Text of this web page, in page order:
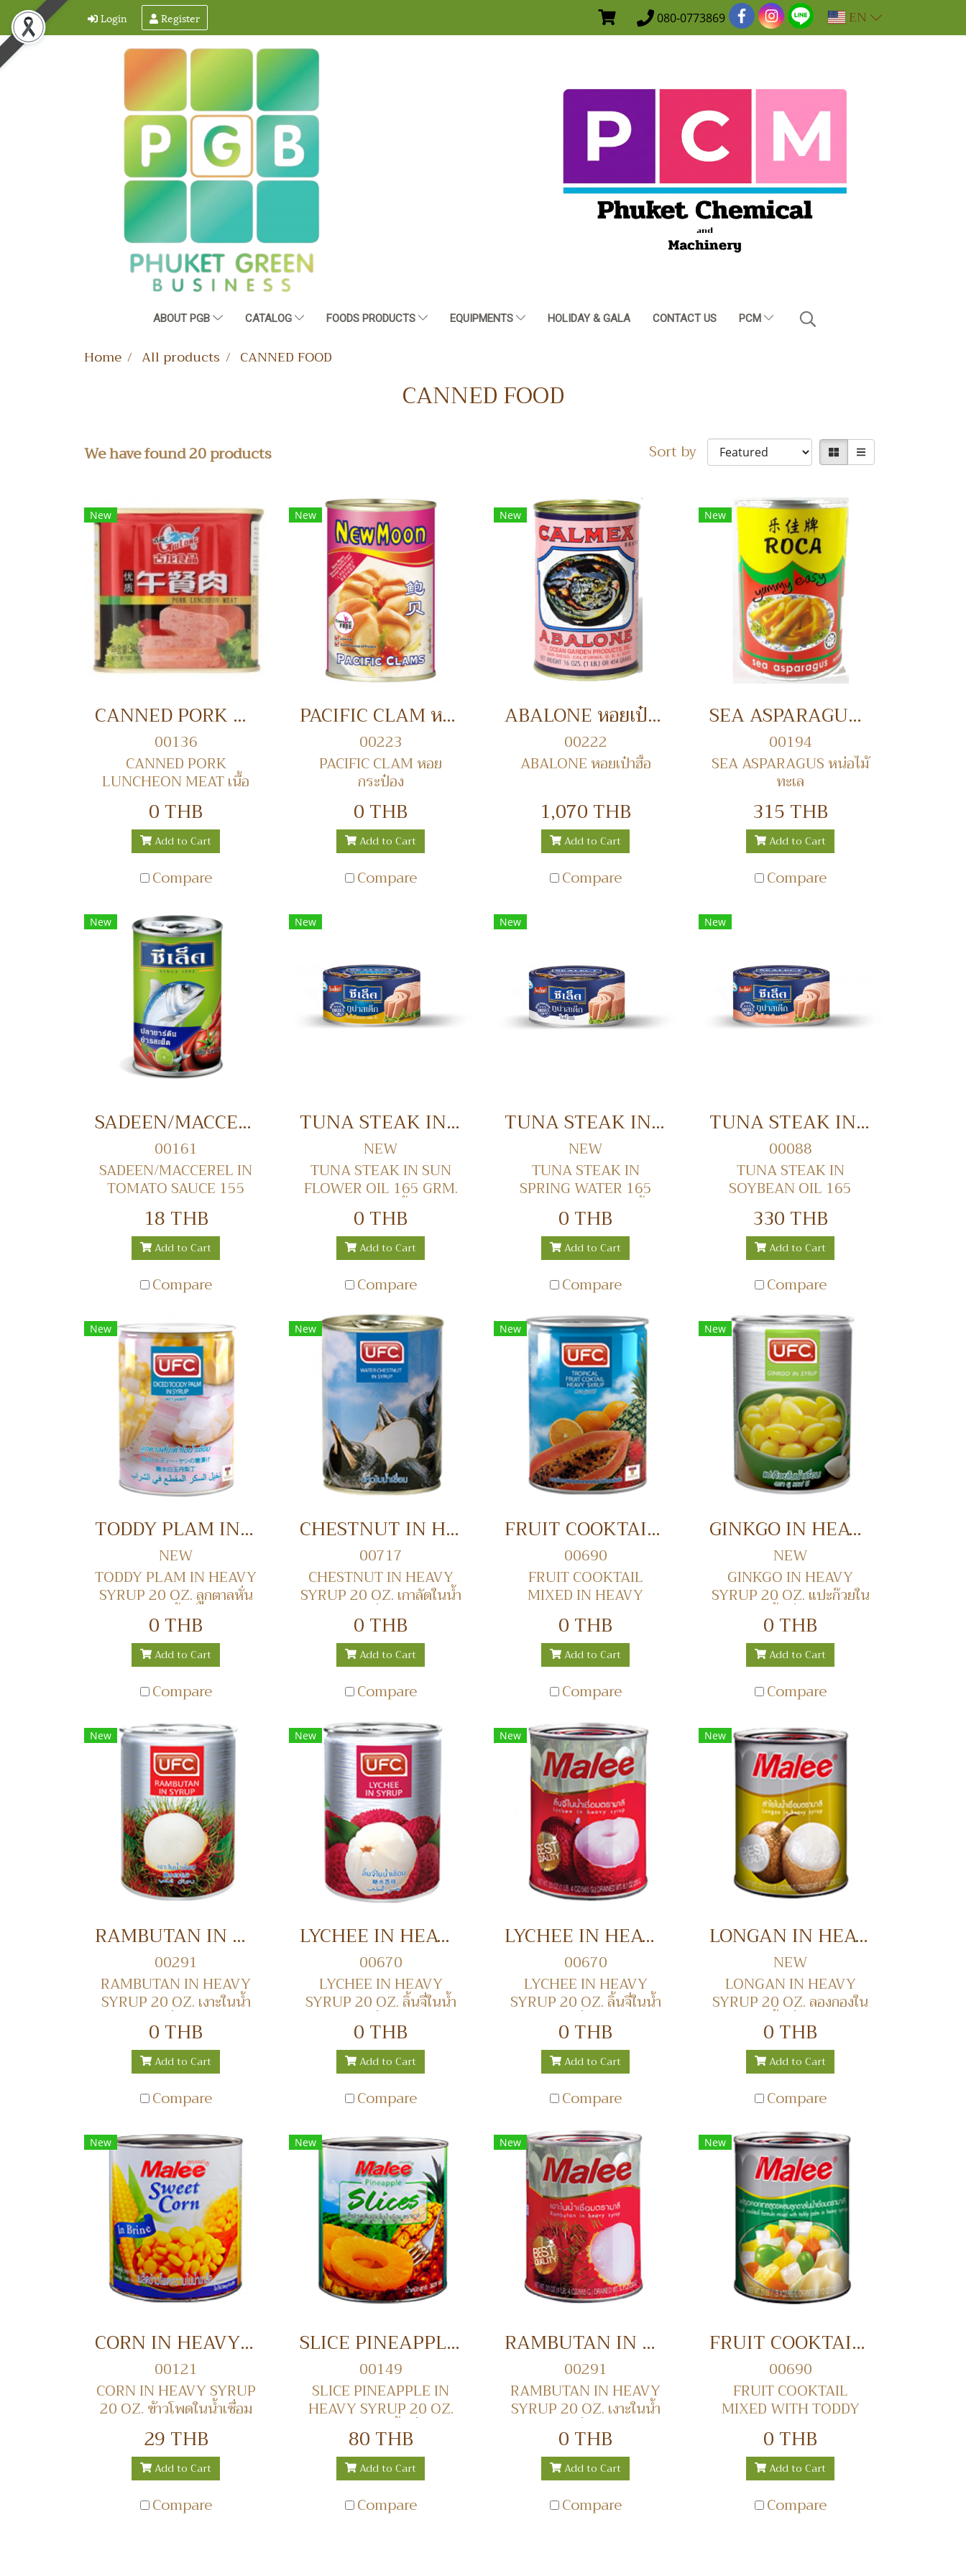
Login Register 080-0773869 EN
ABOUT PGB CATALOG FOODS PRODUCTS EQUIPMENTS HOLIDAY & GALA CONTACT US PCM
Home All products CANNED FOOD
CANNED FOOD
We have found 20 products Sort by
New
CANNED PORK LUNCHEON MEAT เนื้อหมูลันชันกระป๋อง
00136
CANNED PORK
LUNCHEON MEAT เนื้อ
หมูลันชันกระป๋อง
0 THB
Add to Cart
Compare
New
PACIFIC CLAM หอยกระป๋อง
00223
PACIFIC CLAM หอย
กระป๋อง
0 THB
Add to Cart
Compare
New
ABALONE หอยเป๋าฮื้อ
00222
ABALONE หอยเป๋าฮื้อ
1,070 THB
Add to Cart
Compare
New
SEA ASPARAGUS หน่อไม้ทะเล
00194
SEA ASPARAGUS หน่อไม้
ทะเล
315 THB
Add to Cart
Compare
New
SADEEN/MACCEREL IN TOMATO SAUCE 155 GRM ปลาซาดีน / แมคคาเรล กระป๋องในซอสมะเขือเทศ
00161
SADEEN/MACCEREL IN
TOMATO SAUCE 155
GRM ปลาซาดีน / แมคคา
เรล กระป๋องในซอสมะเขือ
เทศ
18 THB
Add to Cart
Compare
New
TUNA STEAK IN SUN FLOWER OIL 165 GRM. ปลาทูน่าสเต็กในน้ำมันดอกทานตะวัน
NEW
TUNA STEAK IN SUN
FLOWER OIL 165 GRM.
ปลาทูน่าสเต็กในน้ำมันดอก
ทานตะวัน
0 THB
Add to Cart
Compare
New
TUNA STEAK IN SPRING WATER 165 GRM. ปลาทูน่าสเต็กในน้ำแร่
NEW
TUNA STEAK IN
SPRING WATER 165
GRM. ปลาทูน่าสเต็กในน้ำแร่
0 THB
Add to Cart
Compare
New
TUNA STEAK IN SOYBEAN OIL 165 GRM./1800 GRM. ปลาทูน่าสเต็กในน้ำมันถั่วเหลือง
00088
TUNA STEAK IN
SOYBEAN OIL 165
GRM./1800 GRM. ปลา
ทูน่าสเต็กในน้ำมันถั่วเหลือง
330 THB
Add to Cart
Compare
New
TODDY PLAM IN HEAVY SYRUP 20 OZ. ลูกตาลหั่นเต๋าในน้ำเชื่อม
NEW
TODDY PLAM IN HEAVY
SYRUP 20 OZ. ลูกตาลหั่น
เต๋าในน้ำเชื่อม
0 THB
Add to Cart
Compare
New
CHESTNUT IN HEAVY SYRUP 20 OZ. เกาลัดในน้ำเชื่อม
00717
CHESTNUT IN HEAVY
SYRUP 20 OZ. เกาลัดในน้ำ
เชื่อม
0 THB
Add to Cart
Compare
New
FRUIT COOKTAIL MIXED IN HEAVY SYRUP 20 OZ. ผลไม้รวมคอกเทลในน้ำเชื่อม
00690
FRUIT COOKTAIL
MIXED IN HEAVY
SYRUP 20 OZ. ผลไม้รวม
คอกเทลในน้ำเชื่อม
0 THB
Add to Cart
Compare
New
GINKGO IN HEAVY SYRUP 20 OZ. แปะก๊วยในน้ำเชื่อม
NEW
GINKGO IN HEAVY
SYRUP 20 OZ. แปะก๊วยใน
น้ำเชื่อม
0 THB
Add to Cart
Compare
New
RAMBUTAN IN HEAVY SYRUP 20 OZ. เงาะในน้ำเชื่อม
00291
RAMBUTAN IN HEAVY
SYRUP 20 OZ. เงาะในน้ำ
เชื่อม
0 THB
Add to Cart
Compare
New
LYCHEE IN HEAVY SYRUP 20 OZ. ลิ้นจี่ในน้ำเชื่อม
00670
LYCHEE IN HEAVY
SYRUP 20 OZ. ลิ้นจี่ในน้ำ
เชื่อม
0 THB
Add to Cart
Compare
New
LYCHEE IN HEAVY SYRUP 20 OZ. ลิ้นจี่ในน้ำเชื่อม
00670
LYCHEE IN HEAVY
SYRUP 20 OZ. ลิ้นจี่ในน้ำ
เชื่อม
0 THB
Add to Cart
Compare
New
LONGAN IN HEAVY SYRUP 20 OZ. ลองกองในน้ำเชื่อม
NEW
LONGAN IN HEAVY
SYRUP 20 OZ. ลองกองใน
น้ำเชื่อม
0 THB
Add to Cart
Compare
New
CORN IN HEAVY SYRUP 20 OZ. ข้าวโพดในน้ำเชื่อม
00121
CORN IN HEAVY SYRUP
20 OZ. ข้าวโพดในน้ำเชื่อม
29 THB
Add to Cart
Compare
New
SLICE PINEAPPLE IN HEAVY SYRUP 20 OZ. สับปะรดในน้ำเชื่อม
00149
SLICE PINEAPPLE IN
HEAVY SYRUP 20 OZ.
สับปะรดในน้ำเชื่อม
80 THB
Add to Cart
Compare
New
RAMBUTAN IN HEAVY SYRUP 20 OZ. เงาะในน้ำเชื่อม
00291
RAMBUTAN IN HEAVY
SYRUP 20 OZ. เงาะในน้ำ
เชื่อม
0 THB
Add to Cart
Compare
New
FRUIT COOKTAIL MIXED WITH TODDY PALM IN HEAVY SYRUP 20 OZ. ฟรุตคอกเทลสูตรผสมน้ำตาลในน้ำเชื่อม
00690
FRUIT COOKTAIL
MIXED WITH TODDY
PALM IN HEAVY SYRUP
20 OZ. ฟรุตคอกเทลสูตร
ผสมน้ำตาลในน้ำเชื่อม
0 THB
Add to Cart
Compare